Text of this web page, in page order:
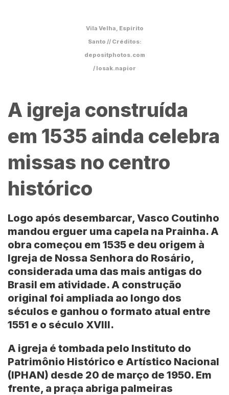
Vila Velha, Espírito
Santo // Créditos:
depositphotos.com
/ losak.napior
A igreja construída
em 1535 ainda celebra
missas no centro
histórico
Logo após desembarcar, Vasco Coutinho
mandou erguer uma capela na Prainha. A
obra começou em 1535 e deu origem à
Igreja de Nossa Senhora do Rosário,
considerada uma das mais antigas do
Brasil em atividade. A construção
original foi ampliada ao longo dos
séculos e ganhou o formato atual entre
1551 e o século XVIII.
A igreja é tombada pelo Instituto do
Patrimônio Histórico e Artístico Nacional
(IPHAN) desde 20 de março de 1950. Em
frente, a praça abriga palmeiras